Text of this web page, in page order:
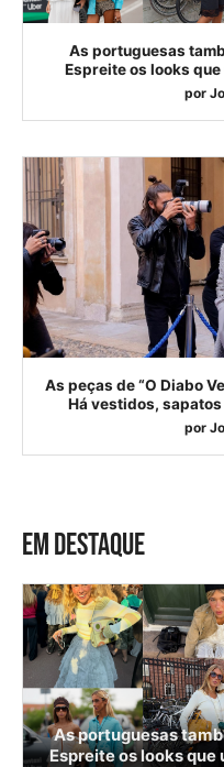
As portuguesas
Espreite os looks que
por
As peças de “O Diabo
Há vestidos,
por
EM DESTAQUE
As portuguesas
Espreite os looks que